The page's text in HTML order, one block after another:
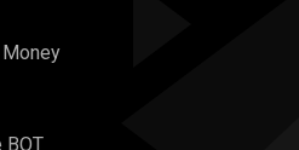
Money
BOT